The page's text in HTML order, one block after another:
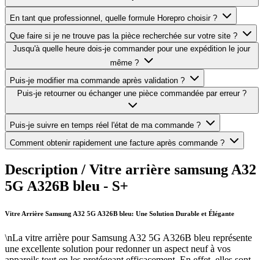
En tant que professionnel, quelle formule Horepro choisir ?
Que faire si je ne trouve pas la pièce recherchée sur votre site ?
Jusqu'à quelle heure dois-je commander pour une expédition le jour
même ?
Puis-je modifier ma commande après validation ?
Puis-je retourner ou échanger une pièce commandée par erreur ?
Puis-je suivre en temps réel l'état de ma commande ?
Comment obtenir rapidement une facture après commande ?
Description / Vitre arrière samsung A32
5G A326B bleu - S+
Vitre Arrière Samsung A32 5G A326B bleu: Une Solution Durable et Élégante
\nLa vitre arrière pour Samsung A32 5G A326B bleu représente
une excellente solution pour redonner un aspect neuf à vos